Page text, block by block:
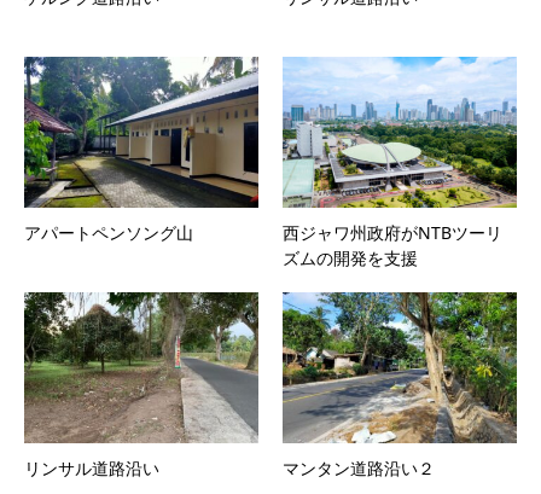
アパートペンソング山
西ジャワ州政府がNTBツーリ
ズムの開発を支援
リンサル道路沿い マンタン道路沿い２